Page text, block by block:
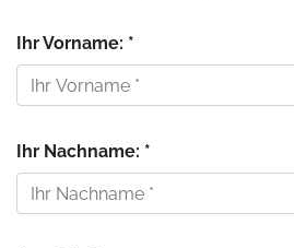
Ihr Vorname: *
Ihr Nachname: *